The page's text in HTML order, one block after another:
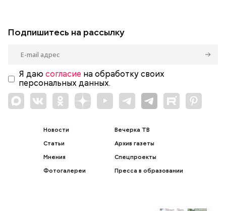
Подпишитесь на рассылку
Я даю согласие на обработку своих
персональных данных.
Новости
Статьи
Мнения
Фотогалереи
Вечерка ТВ
Архив газеты
Спецпроекты
Пресса в образовании